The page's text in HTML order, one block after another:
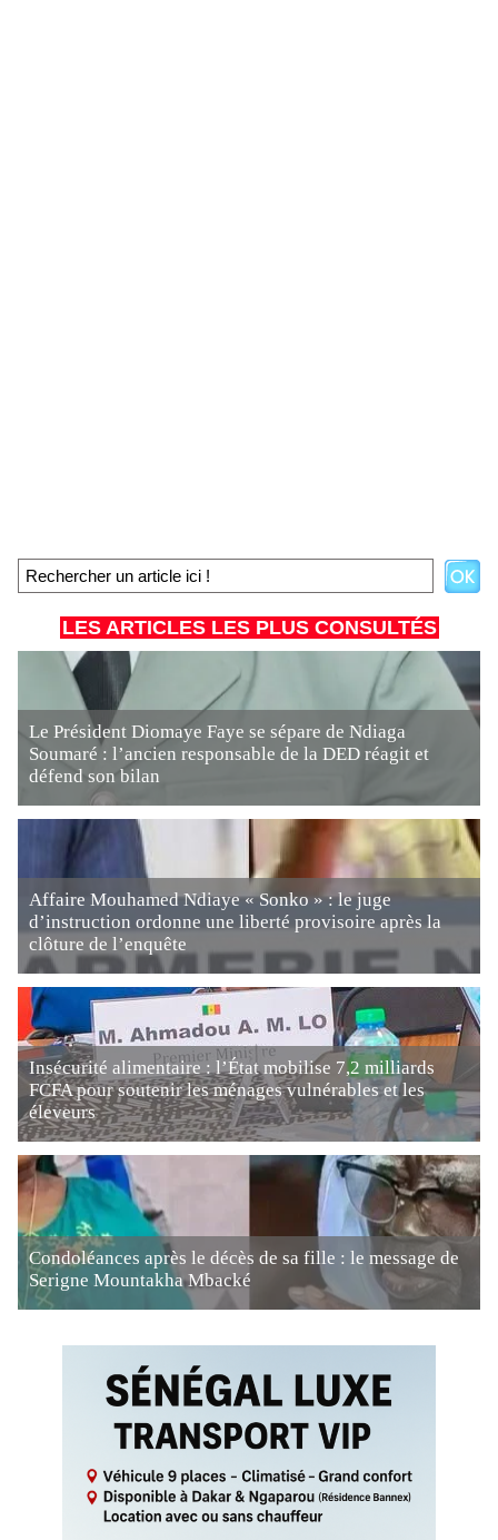
LES ARTICLES LES PLUS CONSULTÉS
Le Président Diomaye Faye se sépare de Ndiaga
Soumaré : l’ancien responsable de la DED réagit et
défend son bilan
Affaire Mouhamed Ndiaye « Sonko » : le juge
d’instruction ordonne une liberté provisoire après la
clôture de l’enquête
Insécurité alimentaire : l’État mobilise 7,2 milliards
FCFA pour soutenir les ménages vulnérables et les
éleveurs
Condoléances après le décès de sa fille : le message de
Serigne Mountakha Mbacké